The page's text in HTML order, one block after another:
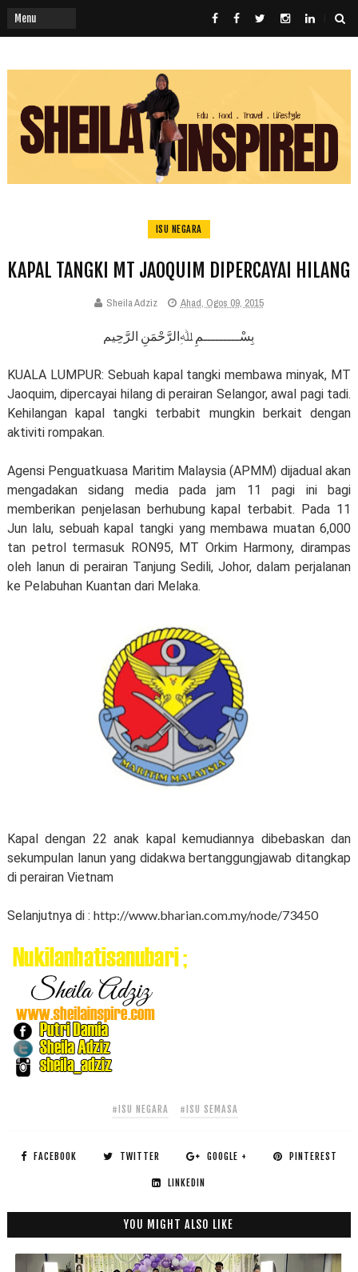
ISU NEGARA
KAPAL TANGKI MT JAOQUIM DIPERCAYAI HILANG
Sheila Adziz Ahad, Ogos 09, 2015
بِسْـــــــــمِ ﷲِالرَّحْمَنِ الرَّحِيم
KUALA LUMPUR: Sebuah kapal tangki membawa minyak, MT
Jaoquim, dipercayai hilang di perairan Selangor, awal pagi tadi.
Kehilangan kapal tangki terbabit mungkin berkait dengan
aktiviti rompakan.
Agensi Penguatkuasa Maritim Malaysia (APMM) dijadual akan
mengadakan sidang media pada jam 11 pagi ini bagi
memberikan penjelasan berhubung kapal terbabit. Pada 11
Jun lalu, sebuah kapal tangki yang membawa muatan 6,000
tan petrol termasuk RON95, MT Orkim Harmony, dirampas
oleh lanun di perairan Tanjung Sedili, Johor, dalam perjalanan
ke Pelabuhan Kuantan dari Melaka.
Kapal dengan 22 anak kapal kemudiannya dibebaskan dan
sekumpulan lanun yang didakwa bertanggungjawab ditangkap
di perairan Vietnam
Selanjutnya di : http://www.bharian.com.my/node/73450
#ISU NEGARA #ISU SEMASA
FACEBOOK TWITTER GOOGLE + PINTEREST
LINKEDIN
YOU MIGHT ALSO LIKE